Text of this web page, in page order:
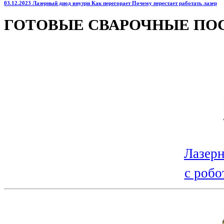
03.12.2023 Лазерный диод внутри Как перегорает Почему перестает работать лазер
ГОТОВЫЕ СВАРОЧНЫЕ
с